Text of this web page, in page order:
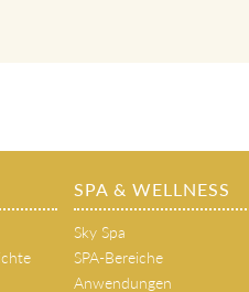
SPA & WELLNESS
Sky Spa
SPA-Bereiche
Anwendungen